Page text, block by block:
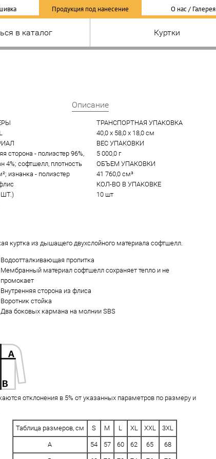
Продукция под нанесение О нас / Галерея
в каталог Куртки
Описание
сторона - полиэстер 96%,
4%; софтшелл, плотность
изнанка - полиэстер
ШТ.)
ТРАНСПОРТНАЯ УПАКОВКА
40,0 x 58,0 x 18,0 см
ВЕС УПАКОВКИ
5 000,0 г
ОБЪЕМ УПАКОВКИ
41 760,0 см³
КОЛ-ВО В УПАКОВКЕ
10 шт
куртка из дышащего двухслойного материала софтшелл.
Водоотталкивающая пропитка
Мембранный материал софтшелл сохраняет тепло и не
промокает
Внутренняя сторона из флиса
Воротник стойка
Два боковых кармана на молнии SBS
отклонения в 5% от указанных параметров по размеру и
Таблица размеров, см S M L XL XXL 3XL
A 54 57 60 62 65 68